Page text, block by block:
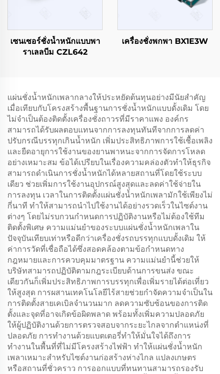
เซนเซอร์ชั่งน้ำหนักแบบพา
ราเลลบีม CZL642
เครื่องชั่งพกพา BX1E3W
แผ่นชั่งน้ำหนักเพลากลางให้ประหยัดต้นทุนอย่างมีนัยสำคัญ
เมื่อเทียบกับโครงสร้างพื้นฐานการชั่งน้ำหนักแบบดั้งเดิม โดย
ไม่จำเป็นต้องติดตั้งเครื่องชั่งถาวรที่มีราคาแพง องค์กร
สามารถได้รับผลตอบแทนจากการลงทุนทันทีจากการลดค่า
ปรับกรณีบรรทุกเกินน้ำหนัก เพิ่มประสิทธิภาพการใช้เชื้อเพลิง
และยืดอายุการใช้งานของยานพาหนะจากการจัดการโหลด
อย่างเหมาะสม ข้อได้เปรียบในเรื่องความคล่องตัวทำให้ธุรกิจ
สามารถดำเนินการชั่งน้ำหนักได้หลายสถานที่โดยใช้ระบบ
เดียว ช่วยเพิ่มการใช้งานอุปกรณ์สูงสุดและลดค่าใช้จ่ายใน
การลงทุน เวลาในการติดตั้งแผ่นชั่งน้ำหนักเพลามักใช้เพียงไม่
กี่นาที ทำให้สามารถนำไปใช้งานได้อย่างรวดเร็วในไซต์งาน
ต่างๆ โดยไม่รบกวนกำหนดการปฏิบัติงานหรือไม่ต้องใช้ทีม
ติดตั้งพิเศษ ความแม่นยำของระบบแผ่นชั่งน้ำหนักเพลาใน
ปัจจุบันเทียบเท่าหรือดีกว่าเครื่องชั่งรถบรรทุกแบบดั้งเดิม ให้
ค่าการวัดที่เชื่อถือได้ซึ่งสอดคล้องตามข้อกำหนดทาง
กฎหมายและการควบคุมมาตรฐาน ความแม่นยำนี้ช่วยให้
บริษัทสามารถปฏิบัติตามกฎระเบียบด้านการขนส่ง ขณะ
เดียวกันก็เพิ่มประสิทธิภาพการบรรทุกเพื่อเพิ่มรายได้ต่อเที่ยว
ให้สูงสุด การผสานเทคโนโลยีไร้สายช่วยกำจัดความจำเป็นใน
การติดตั้งสายเคเบิลจำนวนมาก ลดความซับซ้อนของการติด
ตั้งและจุดที่อาจเกิดข้อผิดพลาด พร้อมทั้งเพิ่มความปลอดภัย
ให้ผู้ปฏิบัติงานด้วยการตรวจสอบจากระยะไกลจากตำแหน่งที่
ปลอดภัย การทำงานด้วยแบตเตอรี่ทำให้มั่นใจได้ถึงการ
ทำงานในพื้นที่ที่ไม่มีโครงสร้างไฟฟ้า ทำให้แผ่นชั่งน้ำหนัก
เพลาเหมาะสำหรับไซต์งานก่อสร้างห่างไกล แปลงเกษตร
หรือสถานที่ชั่วคราว การออกแบบที่ทนทานสามารถรองรับ